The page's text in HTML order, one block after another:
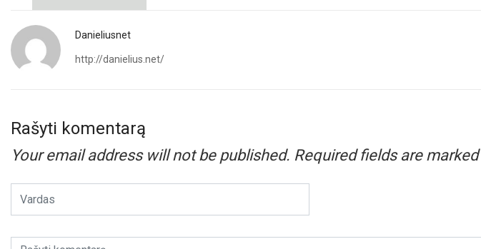
Danieliusnet
http://danielius.net/
Rašyti komentarą
Your email address will not be published. Required fields are marked